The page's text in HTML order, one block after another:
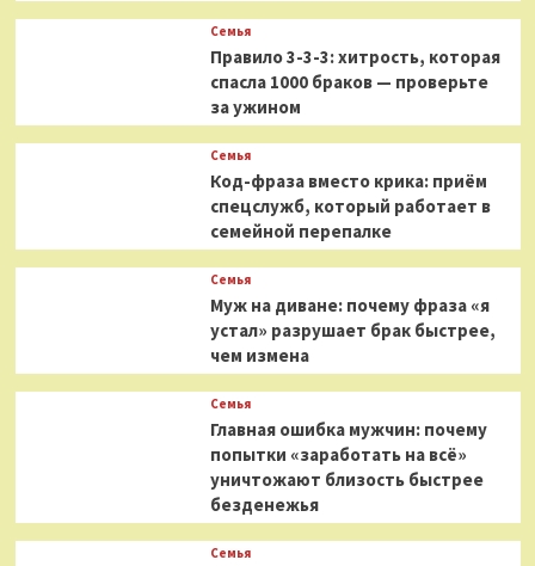
Семья
Правило 3-3-3: хитрость, которая
спасла 1000 браков — проверьте
за ужином
Семья
Код-фраза вместо крика: приём
спецслужб, который работает в
семейной перепалке
Семья
Муж на диване: почему фраза «я
устал» разрушает брак быстрее,
чем измена
Семья
Главная ошибка мужчин: почему
попытки «заработать на всё»
уничтожают близость быстрее
безденежья
Семья